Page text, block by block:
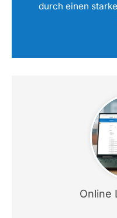
durch einen
Online